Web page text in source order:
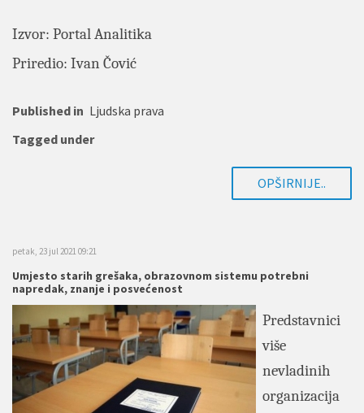
Izvor: Portal Analitika
Priredio: Ivan Čović
Published in Ljudska prava
Tagged under
OPŠIRNIJE..
petak, 23 jul 2021 09:21
Umjesto starih grešaka, obrazovnom sistemu potrebni
napredak, znanje i posvećenost
Predstavnici
više
nevladinih
organizacija